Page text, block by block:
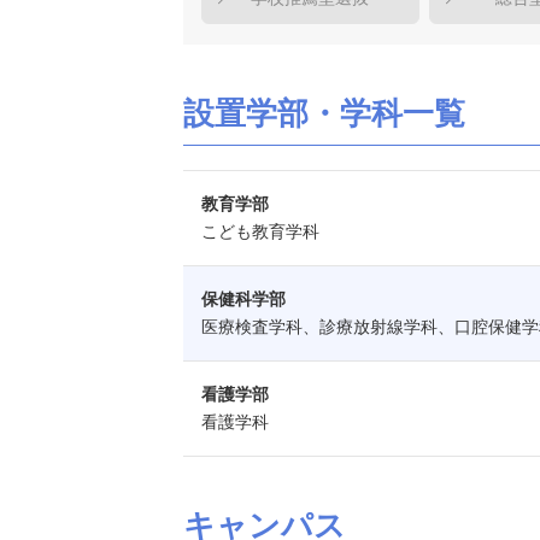
設置学部・学科一覧
教育学部
こども教育学科
保健科学部
医療検査学科、診療放射線学科、口腔保健
看護学部
看護学科
キャンパス